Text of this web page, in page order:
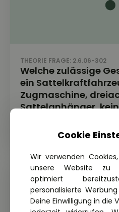
THEORIE FRAGE: 2.6.06-302
Welche zulässige
ein
Zugmaschine,
Sattelanhänger,
Cookie
Wir verwenden
unsere Website zu
optimiert
personalisierte
Deine Einwilligung in die